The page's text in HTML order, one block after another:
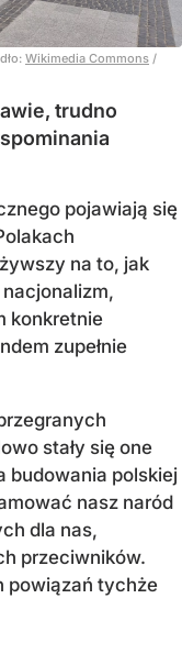
Wikimedia Commons /
trudno
pojawiają się
na to, jak
konkretnie
zupełnie
stały się one
budowania polskiej
nasz naród
dla nas,
przeciwników.
powiązań tychże